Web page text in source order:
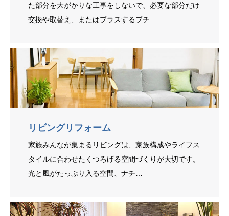
た部分を大がかりな工事をしないで、必要な部分だけ
交換や取替え、またはプラスするプチ…
リビングリフォーム
家族みんなが集まるリビングは、家族構成やライフス
タイルに合わせたくつろげる空間づくりが大切です。
光と風がたっぷり入る空間、ナチ…